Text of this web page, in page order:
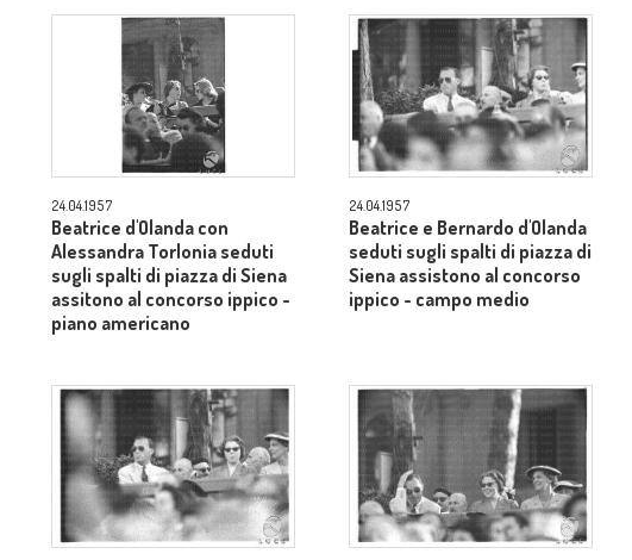
24.04.1957
Beatrice d'Olanda con
Alessandra Torlonia seduti
sugli spalti di piazza di Siena
assitono al concorso ippico -
piano americano
24.04.1957
Beatrice e Bernardo d'Olanda
seduti sugli spalti di piazza di
Siena assistono al concorso
ippico - campo medio